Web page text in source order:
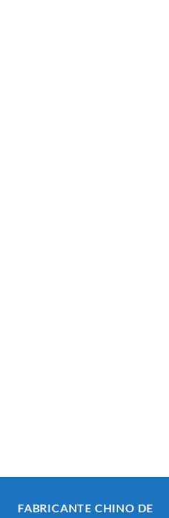
FABRICANTE CHINO DE